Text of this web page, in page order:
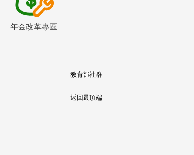
年金改革專區
教育部社群
返回最頂端